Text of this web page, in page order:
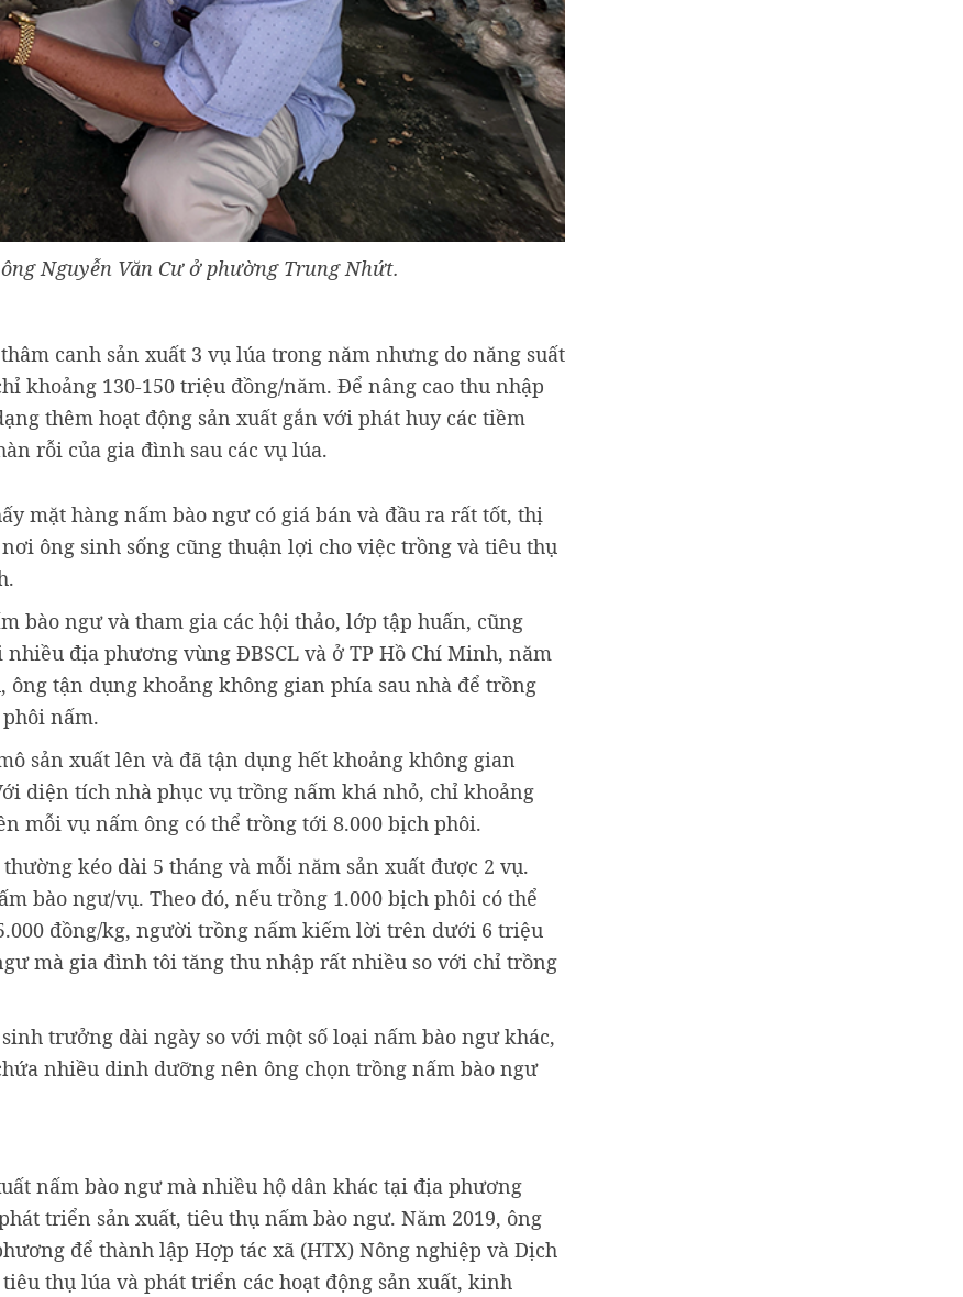
Nguyễn Văn Cư ở phường Trung Nhứt.
canh sản xuất 3 vụ lúa trong năm nhưng do năng suất
khoảng 130-150 triệu đồng/năm. Để nâng cao thu nhập
thêm hoạt động sản xuất gắn với phát huy các tiềm
rỗi của gia đình sau các vụ lúa.
mặt hàng nấm bào ngư có giá bán và đầu ra rất tốt, thị
ông sinh sống cũng thuận lợi cho việc trồng và tiêu thụ
bào ngư và tham gia các hội thảo, lớp tập huấn, cũng
địa phương vùng ĐBSCL và ở TP Hồ Chí Minh, năm
ông tận dụng khoảng không gian phía sau nhà để trồng
nấm.
sản xuất lên và đã tận dụng hết khoảng không gian
diện tích nhà phục vụ trồng nấm khá nhỏ, chỉ khoảng
mỗi vụ nấm ông có thể trồng tới 8.000 bịch phôi.
kéo dài 5 tháng và mỗi năm sản xuất được 2 vụ.
bào ngư/vụ. Theo đó, nếu trồng 1.000 bịch phôi có thể
đồng/kg, người trồng nấm kiếm lời trên dưới 6 triệu
mà gia đình tôi tăng thu nhập rất nhiều so với chỉ trồng
trưởng dài ngày so với một số loại nấm bào ngư khác,
nhiều dinh dưỡng nên ông chọn trồng nấm bào ngư
nấm bào ngư mà nhiều hộ dân khác tại địa phương
triển sản xuất, tiêu thụ nấm bào ngư. Năm 2019, ông
để thành lập Hợp tác xã (HTX) Nông nghiệp và Dịch
thụ lúa và phát triển các hoạt động sản xuất, kinh